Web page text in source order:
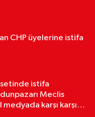
CHP üyelerine istifa
istifa
Meclis
karşı karşıya